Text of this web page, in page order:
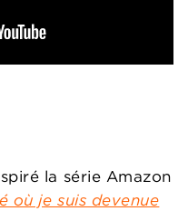
la série Amazon
où je suis devenue